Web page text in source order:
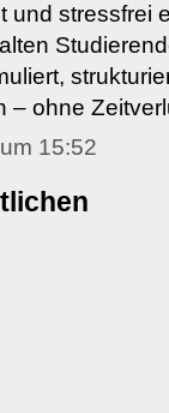
und stressfrei
– ohne
15:52